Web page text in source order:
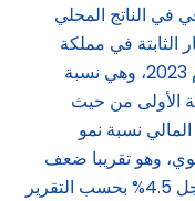
في الناتج المحلي
الثابتة في مملكة
البحرين 18.1% في الربع الثالث من العام 2023، وهي نسبة
الأولى من حيث
نسبة نمو
أساس سنوي، وهو تقريبا ضعف
نمو القطاع غير النفطي ككل، والذي سجل 4.5% بحسب التقرير